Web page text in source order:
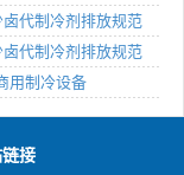
代制冷剂排放规范
代制冷剂排放规范
用制冷设备
接